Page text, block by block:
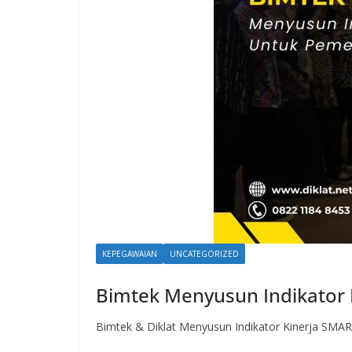
KEPEGAWAIAN UNCATEGORIZED
Bimtek Menyusun Indikator
Bimtek & Diklat Menyusun Indikator Kinerja